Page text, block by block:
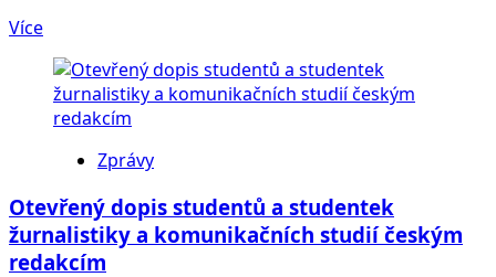
Více
Zprávy
Otevřený dopis studentů a studentek
žurnalistiky a komunikačních studií českým
redakcím